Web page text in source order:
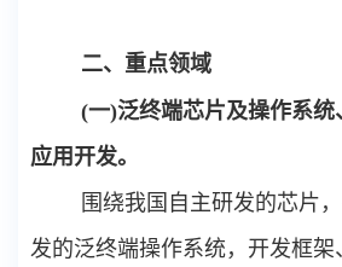
二、重点领域
(一)泛终端芯片及操作系
应用开发。
围绕我国自主研发的芯片
发的泛终端操作系统，开发框